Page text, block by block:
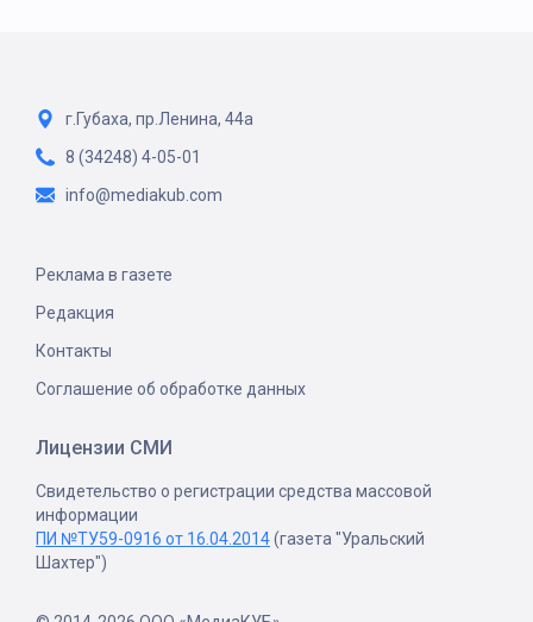
г.Губаха, пр.Ленина, 44а
8 (34248) 4-05-01
info@mediakub.com
Реклама в газете
Редакция
Контакты
Соглашение об обработке данных
Лицензии СМИ
Свидетельство о регистрации средства массовой
информации
ПИ №ТУ59-0916 от 16.04.2014(газета "Уральский
Шахтер")